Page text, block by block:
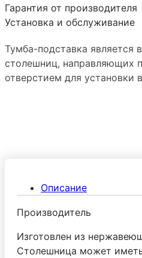
Гарантия от производителя
Установка и обслуживание
Тумба-подставка является
столешниц, направляющих
отверстием для установки
Описание
Производитель
Изготовлен из
Столешница может